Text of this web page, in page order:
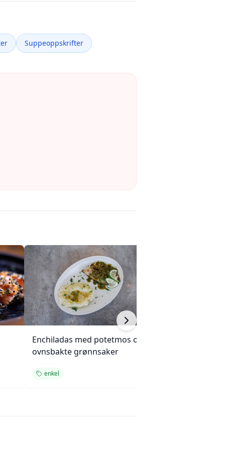
Suppeoppskrifter
Enchiladas med potetmos og
ovnsbakte grønnsaker
enkel